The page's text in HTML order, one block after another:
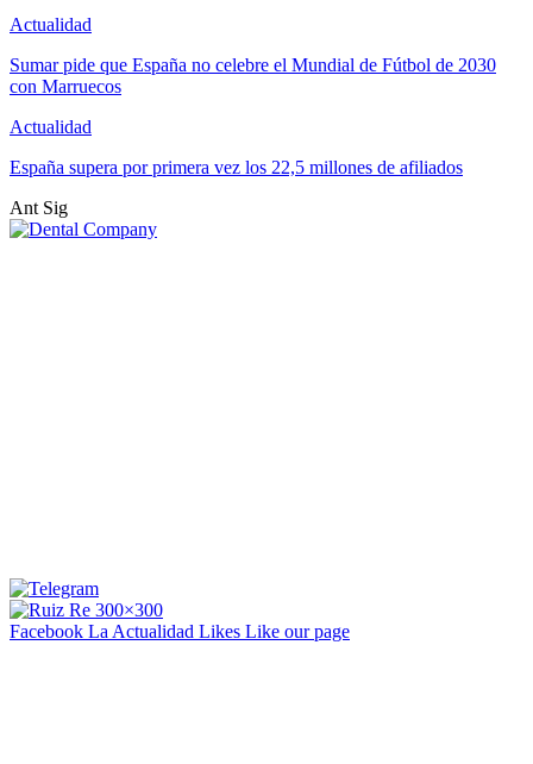
Actualidad
Sumar pide que España no celebre el Mundial de Fútbol de 2030
con Marruecos
Actualidad
España supera por primera vez los 22,5 millones de afiliados
Ant Sig
Facebook La Actualidad Likes Like our page